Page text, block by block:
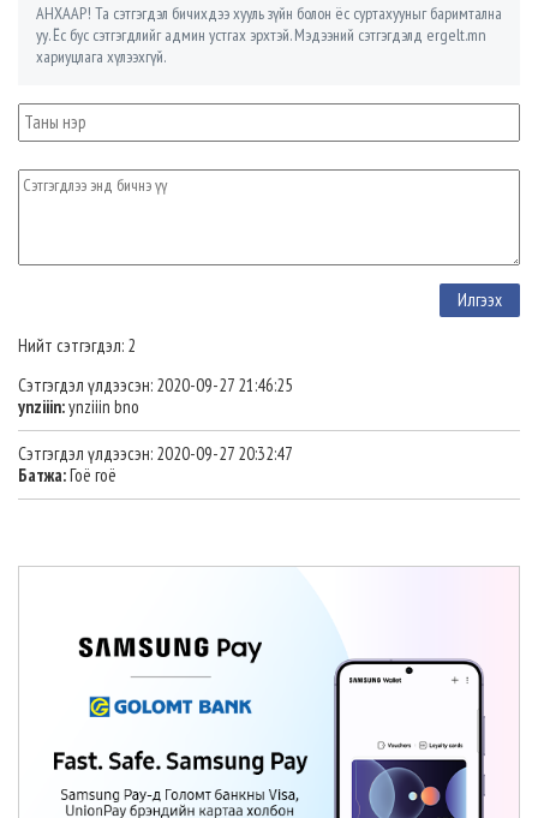
АНХААР! Та сэтгэгдэл бичихдээ хууль зүйн болон ёс суртахууныг баримтална
уу. Ёс бус сэтгэгдлийг админ устгах эрхтэй. Мэдээний сэтгэгдэлд ergelt.mn
хариуцлага хүлээхгүй.
Нийт сэтгэгдэл: 2
Сэтгэгдэл үлдээсэн: 2020-09-27 21:46:25
ynziiin:ynziiin bno
Сэтгэгдэл үлдээсэн: 2020-09-27 20:32:47
Батжа:Гоё гоё